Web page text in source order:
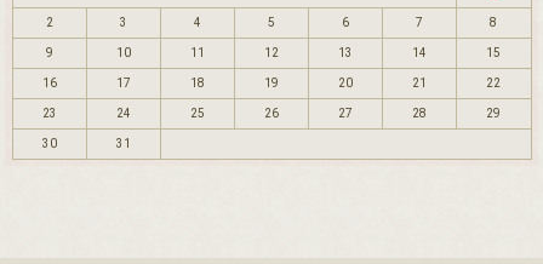
2 3 4 5 6 7 8
9 10 11 12 13 14 15
16 17 18 19 20 21 22
23 24 25 26 27 28 29
30 31